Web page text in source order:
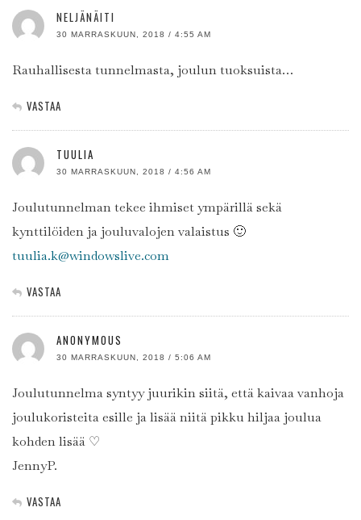
NELJÄNÄITI
30 MARRASKUUN, 2018 / 4:55 AM
Rauhallisesta tunnelmasta, joulun tuoksuista…
VASTAA
TUULIA
30 MARRASKUUN, 2018 / 4:56 AM
Joulutunnelman tekee ihmiset ympärillä sekä
kynttilöiden ja jouluvalojen valaistus 🙂
tuulia.k@windowslive.com
VASTAA
ANONYMOUS
30 MARRASKUUN, 2018 / 5:06 AM
Joulutunnelma syntyy juurikin siitä, että kaivaa vanhoja
joulukoristeita esille ja lisää niitä pikku hiljaa joulua
kohden lisää ♡
JennyP.
VASTAA